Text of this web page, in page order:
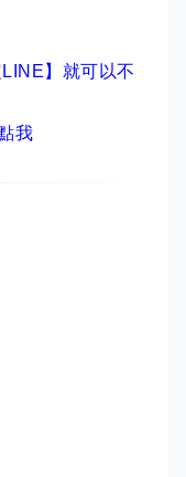
】 就可以不
我